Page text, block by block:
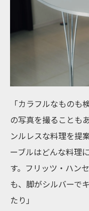
「カラフルなもの
の写真を撮ることも
ンルレスな料理を提
ーブルはどんな料理
す。フリッツ・ハン
も、脚がシルバーで
たり」